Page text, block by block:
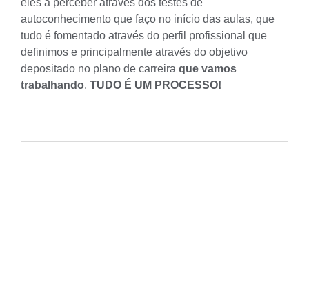
autoconhecimento que faço no início das aulas, que
tudo é fomentado através do perfil profissional que
definimos e principalmente através do objetivo
depositado no plano de carreira que vamos
trabalhando. TUDO É UM PROCESSO!